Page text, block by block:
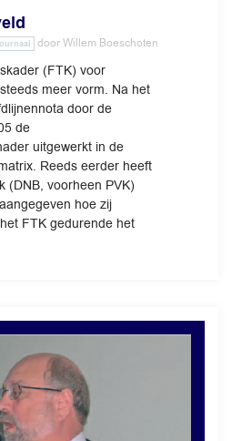
doorWillem Boeschoten
(FTK) voor
meer vorm. Na het
door de
de
uitgewerkt in de
Reeds eerder heeft
(DNB, voorheen PVK)
hoe zij
FTK gedurende het